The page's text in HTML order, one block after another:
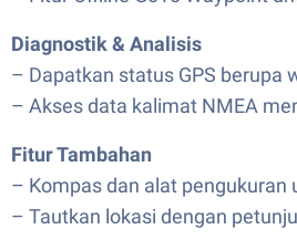
Diagnostik & Analisis
– Dapatkan status GPS berupa
– Akses data kalimat NMEA
Fitur Tambahan
– Kompas dan alat
– Tautkan lokasi dengan